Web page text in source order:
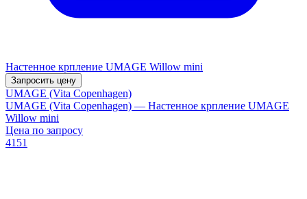
Настенное крпление UMAGE Willow mini
Запросить цену
UMAGE (Vita Copenhagen)
UMAGE (Vita Copenhagen) — Настенное крпление UMAGE
Willow mini
Цена по запросу
4151